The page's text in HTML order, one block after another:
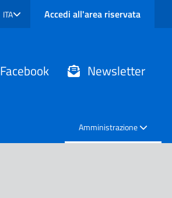
SELEZIONE LINGUA: LINGUA SELEZIONATA
ITA Accedi all'area riservata
Facebook Newsletter
Amministrazione